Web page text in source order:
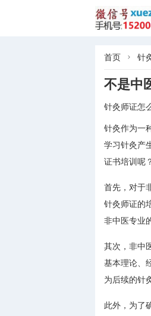
首页  针
不是中
针灸师证怎
针灸作为一
学习针灸产
证书培训呢
首先，对于
针灸师证的
非中医专业
其次，非中
基本理论、
为后续的针
此外，为了